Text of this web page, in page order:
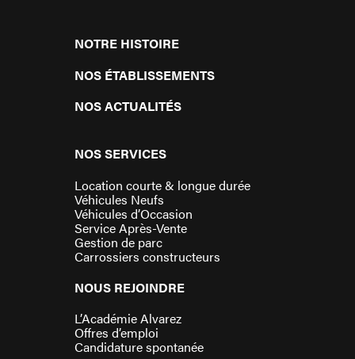
NOTRE HISTOIRE
NOS ÉTABLISSEMENTS
NOS ACTUALITÉS
NOS SERVICES
Location courte & longue durée
Véhicules Neufs
Véhicules d’Occasion
Service Après-Vente
Gestion de parc
Carrossiers constructeurs
NOUS REJOINDRE
L’Académie Alvarez
Offres d’emploi
Candidature spontanée